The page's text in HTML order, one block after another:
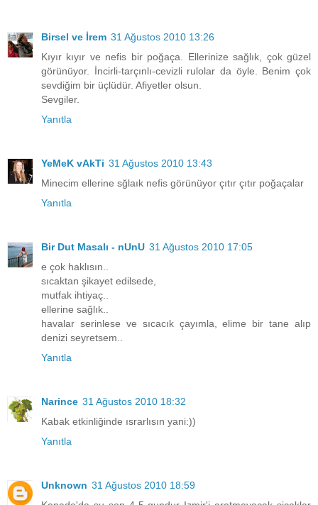
Birsel ve İrem 31 Ağustos 2010 13:26
Kıyır kıyır ve nefis bir poğaça. Ellerinize sağlık, çok güzel
görünüyor. İncirli-tarçınlı-cevizli rulolar da öyle. Benim çok
sevdiğim bir üçlüdür. Afiyetler olsun.
Sevgiler.
Yanıtla
YeMeK vAkTi 31 Ağustos 2010 13:43
Minecim ellerine sğlaık nefis görünüyor çıtır çıtır poğaçalar
Yanıtla
Bir Dut Masalı - nUnU 31 Ağustos 2010 17:05
e çok haklısın..
sıcaktan şikayet edilsede,
mutfak ihtiyaç..
ellerine sağlık..
havalar serinlese ve sıcacık çayımla, elime bir tane alıp
denizi seyretsem..
Yanıtla
Narince 31 Ağustos 2010 18:32
Kabak etkinliğinde ısrarlısın yani:))
Yanıtla
Unknown 31 Ağustos 2010 18:59